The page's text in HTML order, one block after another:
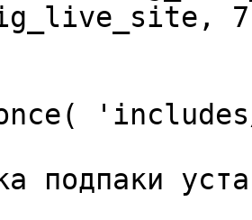
подпаки